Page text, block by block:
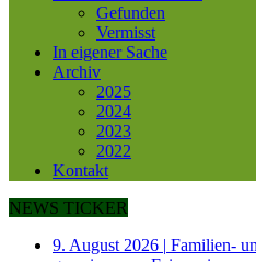
Gefunden
Vermisst
In eigener Sache
Archiv
2025
2024
2023
2022
Kontakt
NEWS TICKER
9. August 2026 | Familien-